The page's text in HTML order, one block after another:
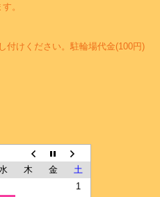
。
付けください。駐輪場代金(100円)
木 金
土
1